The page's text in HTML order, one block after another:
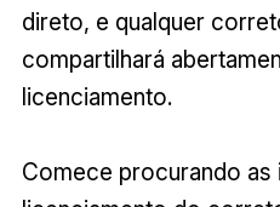
direto, e qualquer
compartilhará
licenciamento.
Comece procurando